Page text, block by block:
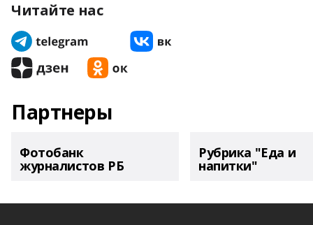
Читайте нас
Партнеры
Фотобанк
журналистов РБ
Рубрика "Еда и
напитки"